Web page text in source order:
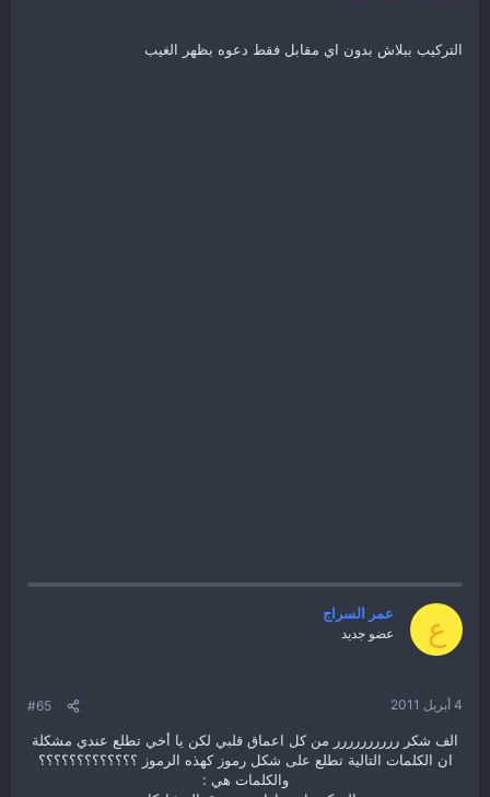
التركيب ببلاش بدون اي مقابل فقط دعوه بظهر الغيب
ع عمر السراج
عضو جديد
4 أبريل 2011 #65
الف شكر رررررررررر من كل اعماق قلبي لكن يا أخي تطلع عندي مشكلة
ان الكلمات التالية تطلع على شكل رموز كهذه الرموز ؟؟؟؟؟؟؟؟؟؟؟؟؟
والكلمات هي :